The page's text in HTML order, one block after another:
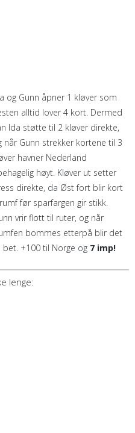
og Gunn åpner 1 kløver som
alltid lover 4 kort. Dermed
Ida støtte til 2 kløver direkte,
når Gunn strekker kortene til 3
havner Nederland
høyt. Kløver ut setter
direkte, da Øst fort blir kort
før sparfargen gir stikk.
vrir flott til ruter, og når
bommes etterpå blir det
bet. +100 til Norge og 7 imp!
lenge: